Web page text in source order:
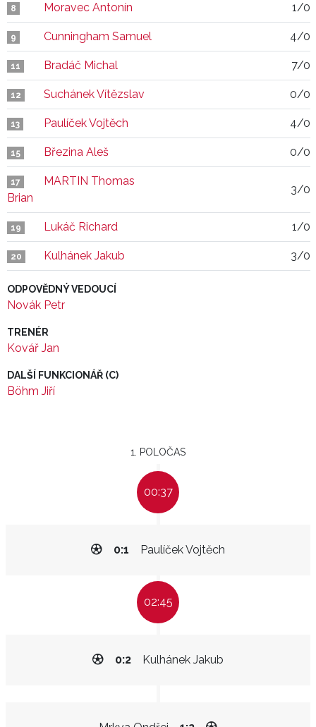
8 Moravec Antonín 1/0
9 Cunningham Samuel 4/0
11 Bradáč Michal 7/0
12 Suchánek Vítězslav 0/0
13 Paulíček Vojtěch 4/0
15 Březina Aleš 0/0
17
MARTIN Thomas
Brian
3/0
19 Lukáč Richard 1/0
20 Kulhánek Jakub 3/0
ODPOVĚDNÝ VEDOUCÍ
Novák Petr
TRENÉR
Kovář Jan
DALŠÍ FUNKCIONÁŘ (C)
Böhm Jiří
1. POLOČAS
00:37
Paulíček Vojtěch
0:1
02:45
Kulhánek Jakub
0:2